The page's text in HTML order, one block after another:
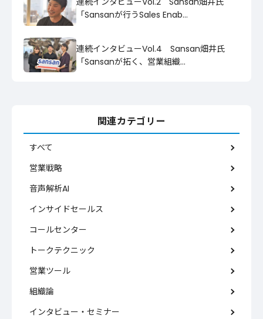
「Sansanが行うSales Enab…
連続インタビューVol.4 Sansan畑井氏
「Sansanが拓く、営業組織…
関連カテゴリー
すべて
営業戦略
音声解析AI
インサイドセールス
コールセンター
トークテクニック
営業ツール
組織論
インタビュー・セミナー